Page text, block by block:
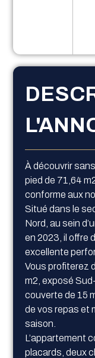
À découvrir
pied de 71,64
conforme aux
Situé dans le
Nord, au sein
en 2023, il offre
excellente
Vous profiterez
m2, exposé
couverte de 15
de vos repas et
saison.
L’appartement
placards, deux